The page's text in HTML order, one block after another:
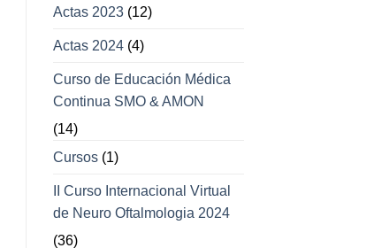
Actas 2023(12)
Actas 2024(4)
Curso de Educación Médica
Continua SMO & AMON
(14)
Cursos(1)
II Curso Internacional Virtual
de Neuro Oftalmologia 2024
(36)